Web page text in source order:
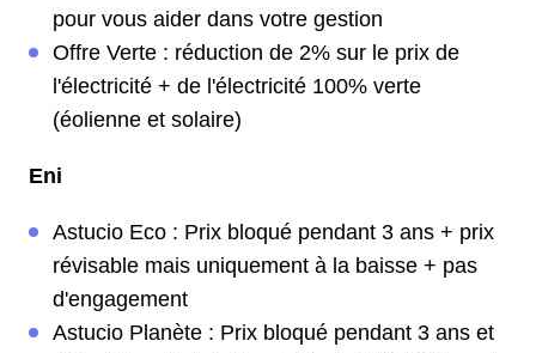
pour vous aider dans votre gestion
Offre Verte : réduction de 2% sur le prix de
l'électricité + de l'électricité 100% verte
(éolienne et solaire)
Eni
Astucio Eco : Prix bloqué pendant 3 ans + prix
révisable mais uniquement à la baisse + pas
d'engagement
Astucio Planète : Prix bloqué pendant 3 ans et